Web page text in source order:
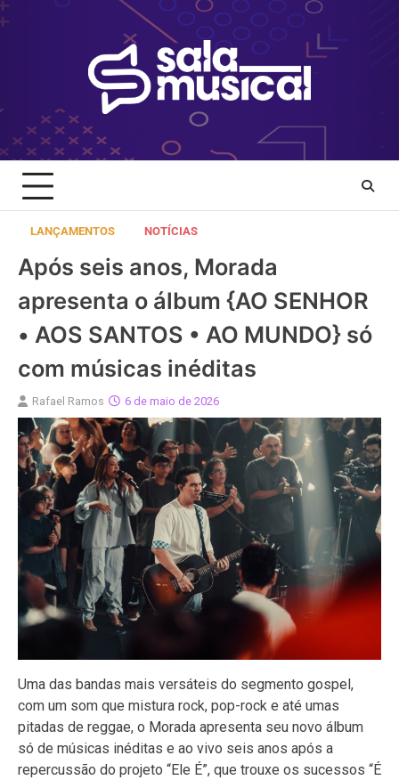
Skip
to
LANÇAMENTOS NOTÍCIAS
Após seis anos, Morada
apresenta o álbum {AO SENHOR
• AOS SANTOS • AO MUNDO} só
com músicas inéditas
Rafael Ramos 6 de maio de 2026
Uma das bandas mais versáteis do segmento gospel,
com um som que mistura rock, pop-rock e até umas
pitadas de reggae, o Morada apresenta seu novo álbum
só de músicas inéditas e ao vivo seis anos após a
repercussão do projeto “Ele É”, que trouxe os sucessos “É